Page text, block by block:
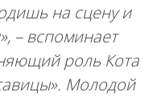
на сцену и
– вспоминает
роль Кота
Молодой